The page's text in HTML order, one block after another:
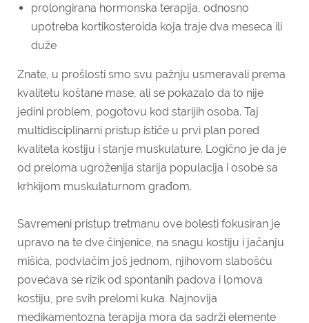
prolongirana hormonska terapija, odnosno
upotreba kortikosteroida koja traje dva meseca ili
duže
Znate, u prošlosti smo svu pažnju usmeravali prema
kvalitetu koštane mase, ali se pokazalo da to nije
jedini problem, pogotovu kod starijih osoba. Taj
multidisciplinarni pristup ističe u prvi plan pored
kvaliteta kostiju i stanje muskulature. Logično je da je
od preloma ugroženija starija populacija i osobe sa
krhkijom muskulaturnom građom.
Savremeni pristup tretmanu ove bolesti fokusiran je
upravo na te dve činjenice, na snagu kostiju i jačanju
mišića, podvlačim još jednom, njihovom slabošću
povećava se rizik od spontanih padova i lomova
kostiju, pre svih prelomi kuka. Najnovija
medikamentozna terapija mora da sadrži elemente